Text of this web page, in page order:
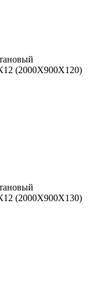
(2000Х900Х120)
(2000Х900Х130)